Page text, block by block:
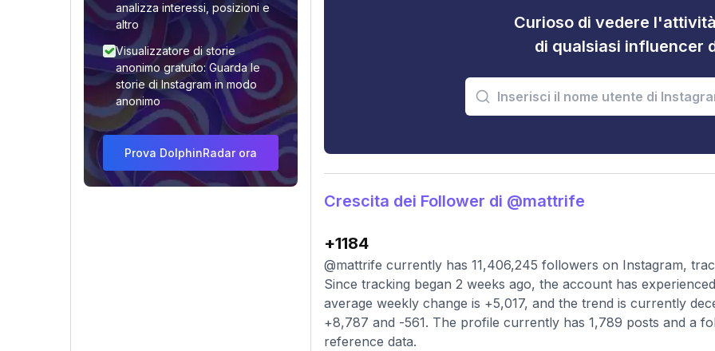
analizza interessi, posizioni e
altro
Visualizzatore di storie
anonimo gratuito: Guarda le
storie di Instagram in modo
anonimo
Prova DolphinRadar ora
Curioso di vedere
di qualsiasi influencer
Crescita dei Follower di @mattrife
+1184
@mattrife currently has 11,406,245 followers on Instagram,
Since tracking began 2 weeks ago, the account has
average weekly change is +5,017, and the trend is currently
+8,787 and -561. The profile currently has 1,789 posts and a
reference data.